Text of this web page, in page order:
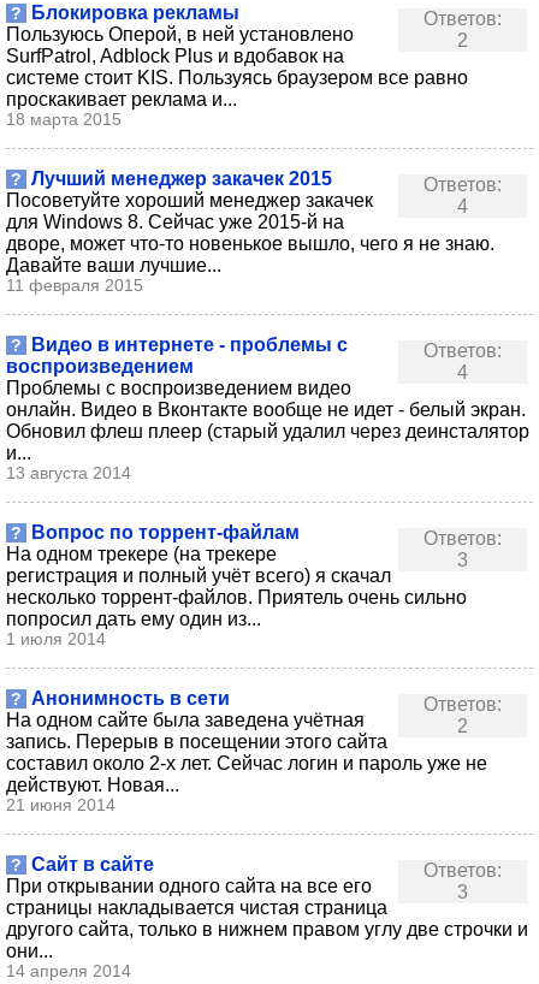
Ответов:
2
?
Блокировка рекламы
Пользуюсь Оперой, в ней установлено
SurfPatrol, Adblock Plus и вдобавок на
системе стоит KIS. Пользуясь браузером все равно
проскакивает реклама и...
18 марта 2015
Ответов:
4
? Лучший менеджер закачек 2015
Посоветуйте хороший менеджер закачек
для Windows 8. Сейчас уже 2015-й на
дворе, может что-то новенькое вышло, чего я не знаю.
Давайте ваши лучшие...
11 февраля 2015
Ответов:
4
?
Видео в интернете - проблемы с
воспроизведением
Проблемы с воспроизведением видео
онлайн. Видео в Вконтакте вообще не идет - белый экран.
Обновил флеш плеер (старый удалил через деинсталятор
и...
13 августа 2014
Ответов:
3
?
Вопрос по торрент-файлам
На одном трекере (на трекере
регистрация и полный учёт всего) я скачал
несколько торрент-файлов. Приятель очень сильно
попросил дать ему один из...
1 июля 2014
Ответов:
2
? Анонимность в сети
На одном сайте была заведена учётная
запись. Перерыв в посещении этого сайта
составил около 2-х лет. Сейчас логин и пароль уже не
действуют. Новая...
21 июня 2014
Ответов:
3
? Сайт в сайте
При открывании одного сайта на все его
страницы накладывается чистая страница
другого сайта, только в нижнем правом углу две строчки и
они...
14 апреля 2014